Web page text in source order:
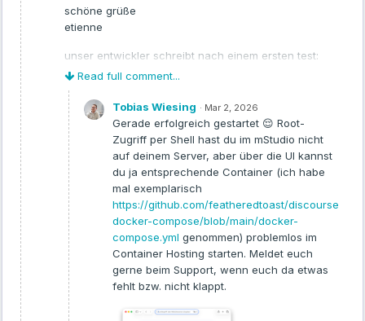
selbstgehostete Registry
– inklusive:
Subdomain
Basic Authentication
Setup innerhalb eines Stacks
Relevant für alle, die eigene Images bauen und nicht über Docker
Hub gehen wollen.
→ Details:
Abschnitt „Eigene, selbst-gehostete Docker-Image-Registry“
in der Plattform-Doku
Verwaltung privater Registries (API)
3️⃣ Neuer API-Endpoint für Image Pulls
schöne grüße
etienne
unser entwickler schreibt nach einem ersten test:
Die Standardinstallation scheitert an einigen
Stellen. Kein Root Zugriff. Das kann ich
übergehen, wenn ich Teile des
Installationsscripts manuell ausführe. Aber,
Docker ist als Terminalbefehl nicht verfügbar.
Das wird alles über das Backend gemacht. Und
da es kein Repository:image gibt, komme ich da
nicht ran. Und ein paralleles Container Stack ist
laut Anleitung noch nicht erlaubt.
Read full comment...
Tobias Wiesing · Mar 2, 2026
Gerade erfolgreich gestartet 😌 Root-
Zugriff per Shell hast du im mStudio nicht
auf deinem Server, aber über die UI kannst
du ja entsprechende Container (ich habe
mal exemplarisch
https://github.com/featheredtoast/discourse-
docker-compose/blob/main/docker-
compose.yml genommen) problemlos im
Container Hosting starten. Meldet euch
gerne beim Support, wenn euch da etwas
fehlt bzw. nicht klappt.